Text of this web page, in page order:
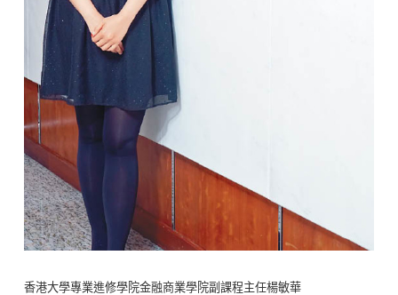
香港大學專業進修學院金融商業學院副課程主任楊敏華